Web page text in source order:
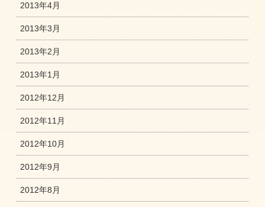
2013年4月
2013年3月
2013年2月
2013年1月
2012年12月
2012年11月
2012年10月
2012年9月
2012年8月